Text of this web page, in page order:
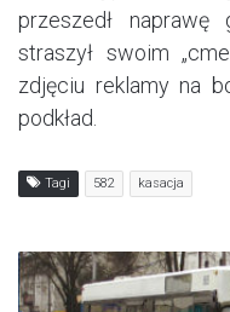
przeszedł
straszył swoim
zdjęciu reklamy na
podkład.
Tagi 582 kasacja